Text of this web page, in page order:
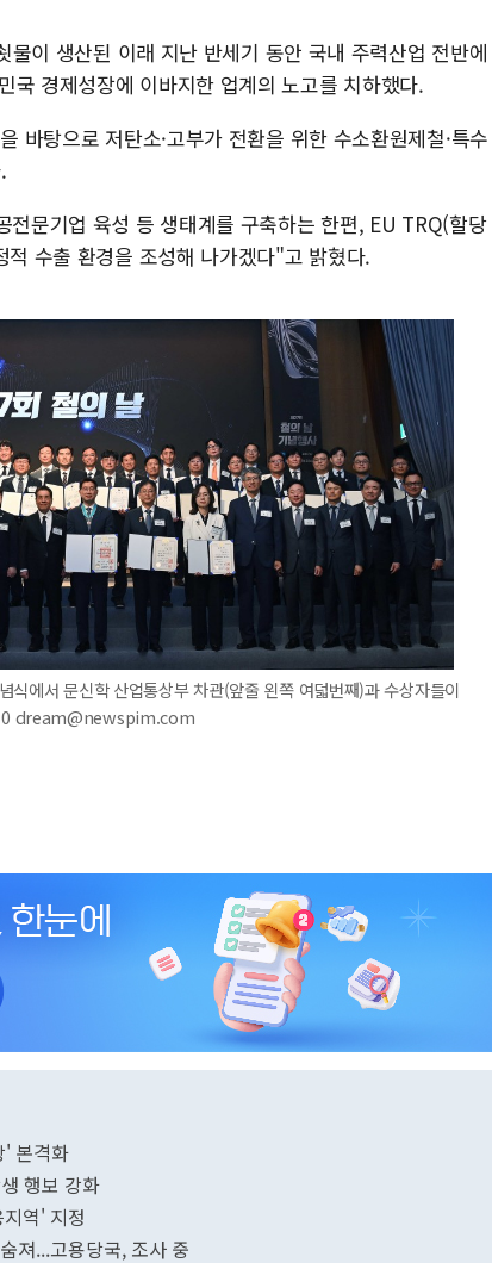
이 생산된 이래 지난 반세기 동안 국내 주력산업 전반에
국 경제성장에 이바지한 업계의 노고를 치하했다.
바탕으로 저탄소·고부가 전환을 위한 수소환원제철·특수
문기업 육성 등 생태계를 구축하는 한편, EU TRQ(할당
수출 환경을 조성해 나가겠다"고 밝혔다.
에서 문신학 산업통상부 차관(앞줄 왼쪽 여덟번째)과 수상자들이
dream@newspim.com
본격화
행보 강화
역' 지정
져...고용당국, 조사 중